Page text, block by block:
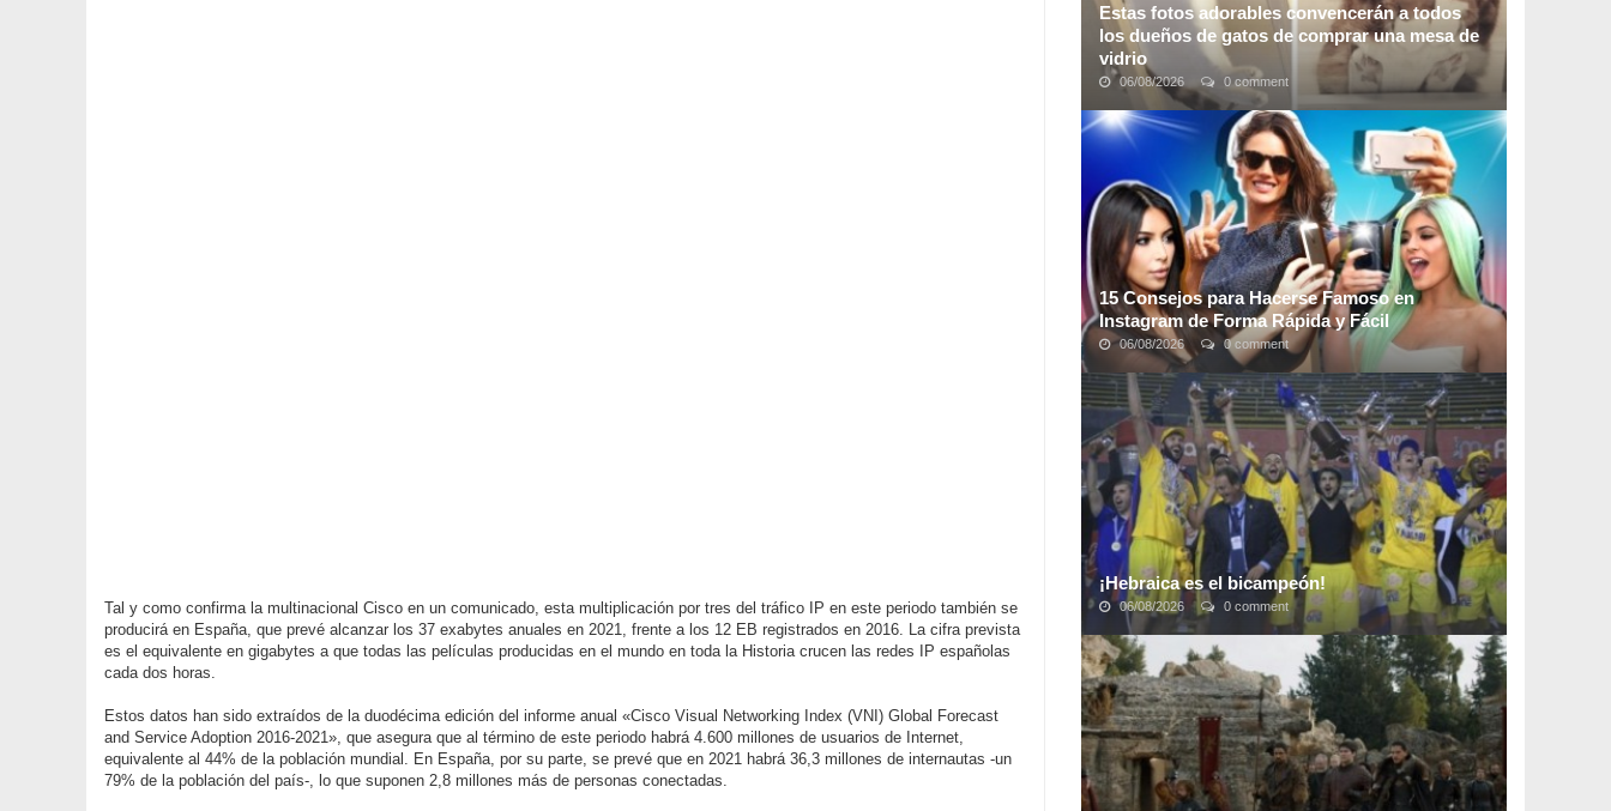
Tal y como confirma la multinacional Cisco en un comunicado, esta multiplicación por tres del tráfico IP en este periodo también se
producirá en España, que prevé alcanzar los 37 exabytes anuales en 2021, frente a los 12 EB registrados en 2016. La cifra prevista
es el equivalente en gigabytes a que todas las películas producidas en el mundo en toda la Historia crucen las redes IP españolas
cada dos horas.
Estos datos han sido extraídos de la duodécima edición del informe anual «Cisco Visual Networking Index (VNI) Global Forecast
and Service Adoption 2016-2021», que asegura que al término de este periodo habrá 4.600 millones de usuarios de Internet,
equivalente al 44% de la población mundial. En España, por su parte, se prevé que en 2021 habrá 36,3 millones de internautas -un
79% de la población del país-, lo que suponen 2,8 millones más de personas conectadas.
Estas fotos adorables convencerán a todos
los dueños de gatos de comprar una mesa de
vidrio
06/08/2026 0 comment
Que los gatos son adorables, es algo en lo que tu, yo, y
la mitad de la humanidad + 1 estamos de acuerdo. Si
combinamos gatos con mesas de vidrio las ...
15 Consejos para Hacerse Famoso en
Instagram de Forma Rápida y Fácil
06/08/2026 0 comment
Instagram es una de las plataformas de redes sociales
más populares y queridas que cuenta con más de 200
millones de usuarios activos al mes. Los ...
¡Hebraica es el bicampeón!
06/08/2026 0 comment
La clase de sus jugadores, la experiencia de un equipo
y la planificación de un cuerpo técnico que demostró
estar a la altura fueron la clave para ...